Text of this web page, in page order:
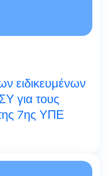
ειδικευμένων
για τους
7ης ΥΠΕ